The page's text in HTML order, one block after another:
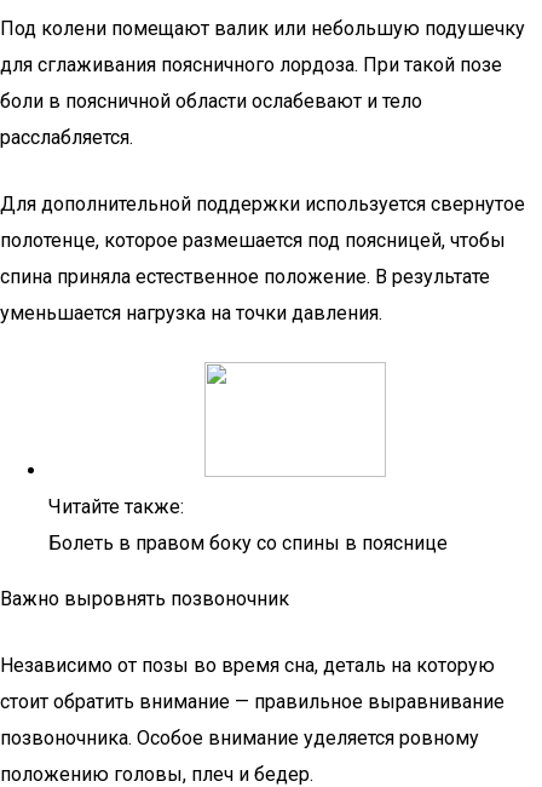
Под колени помещают валик или небольшую подушечку
для сглаживания поясничного лордоза. При такой позе
боли в поясничной области ослабевают и тело
расслабляется.
Для дополнительной поддержки используется свернутое
полотенце, которое размешается под поясницей, чтобы
спина приняла естественное положение. В результате
уменьшается нагрузка на точки давления.
Читайте также:
Болеть в правом боку со спины в пояснице
Важно выровнять позвоночник
Независимо от позы во время сна, деталь на которую
стоит обратить внимание — правильное выравнивание
позвоночника. Особое внимание уделяется ровному
положению головы, плеч и бедер.